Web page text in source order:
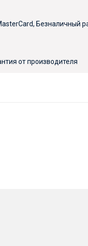
Безналичный
от производителя